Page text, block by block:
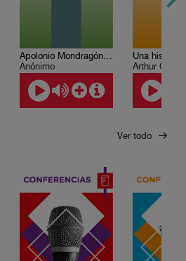
Apolonio Mondragón narra…
Anónimo
Arthur
Ver todo